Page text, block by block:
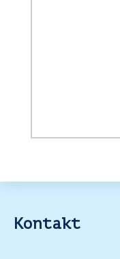
Kontakt